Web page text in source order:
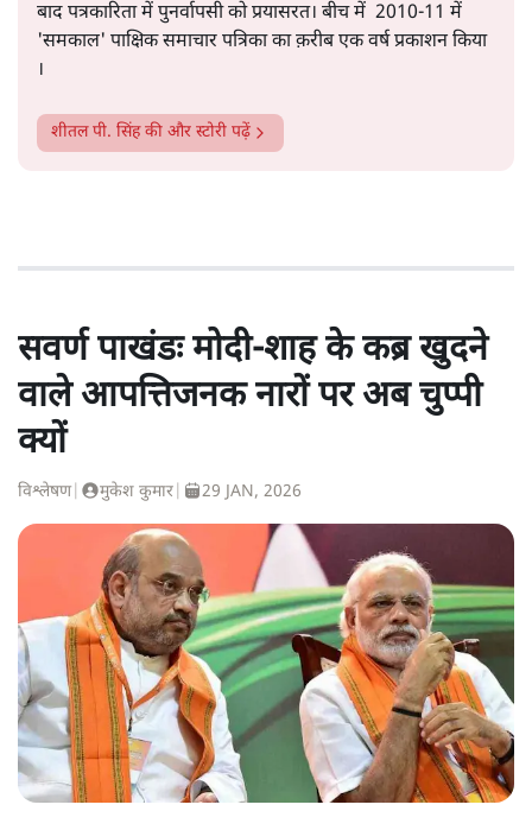
बाद पत्रकारिता में पुनर्वापसी को प्रयासरत। बीच में 2010-11 में
'समकाल' पाक्षिक समाचार पत्रिका का क़रीब एक वर्ष प्रकाशन किया
।
शीतल पी. सिंहकी और स्टोरी पढ़ें
सवर्ण पाखंडः मोदी-शाह के कब्र खुदने
वाले आपत्तिजनक नारों पर अब चुप्पी
क्यों
विश्लेषण| मुकेश कुमार 29 JAN, 2026